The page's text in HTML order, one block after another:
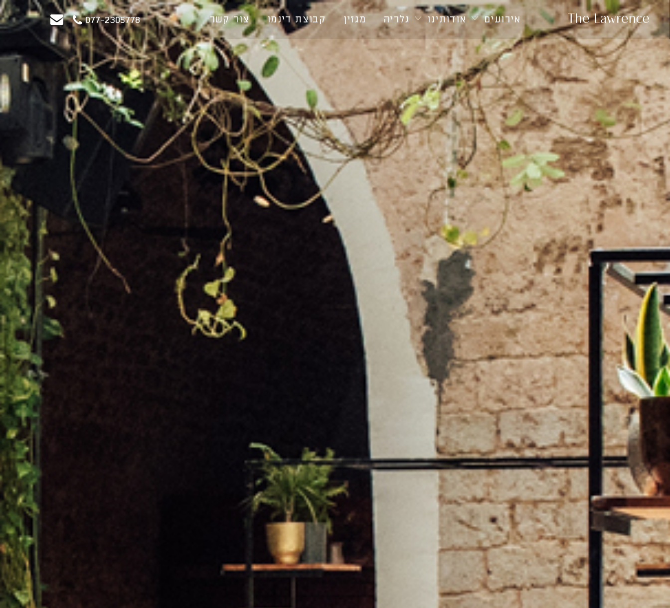
תחילתו
של
אינטרנט,
לחץ
אנטר
כדי
לעבור
לאזור
תוכן
מרכזי
אירועים אודותינו גלריה מגזין קבוצת דינמו צור קשר 077-2305778